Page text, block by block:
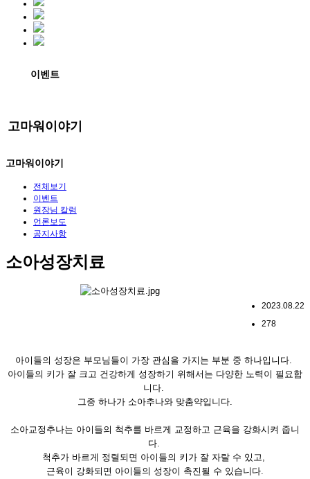
이벤트
고마워이야기
고마워이야기
전체보기
이벤트
원장님 칼럼
언론보도
공지사항
소아성장치료
2023.08.22
278
아이들의 성장은 부모님들이 가장 관심을 가지는 부분 중 하나입니다.
아이들의 키가 잘 크고 건강하게 성장하기 위해서는 다양한 노력이 필요합
니다.
그중 하나가 소아추나와 맞춤약입니다.
소아교정추나는 아이들의 척추를 바르게 교정하고 근육을 강화시켜 줍니
다.
척추가 바르게 정렬되면 아이들의 키가 잘 자랄 수 있고,
근육이 강화되면 아이들의 성장이 촉진될 수 있습니다.